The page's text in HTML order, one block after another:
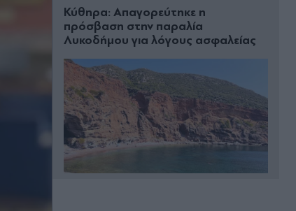
Κύθηρα: Απαγορεύτηκε η
πρόσβαση στην παραλία
Λυκοδήμου για λόγους ασφαλείας